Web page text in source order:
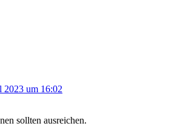
2023 um 16:02
sollten ausreichen.